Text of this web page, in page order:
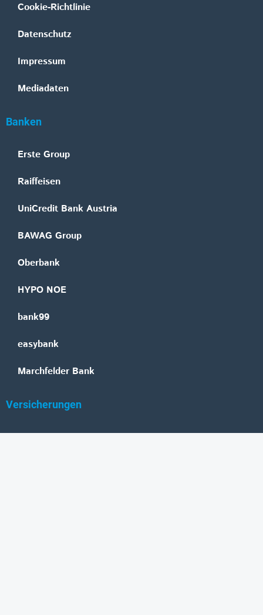
Cookie-Richtlinie
Datenschutz
Impressum
Mediadaten
Banken
Erste Group
Raiffeisen
UniCredit Bank Austria
BAWAG Group
Oberbank
HYPO NOE
bank99
easybank
Marchfelder Bank
Versicherungen
Vienna Insurance Group